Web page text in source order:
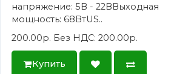
напряжение: 5В - 22ВВыходная
мощность: 68ВтUS..
200.00р. Без НДС: 200.00р.
Купить